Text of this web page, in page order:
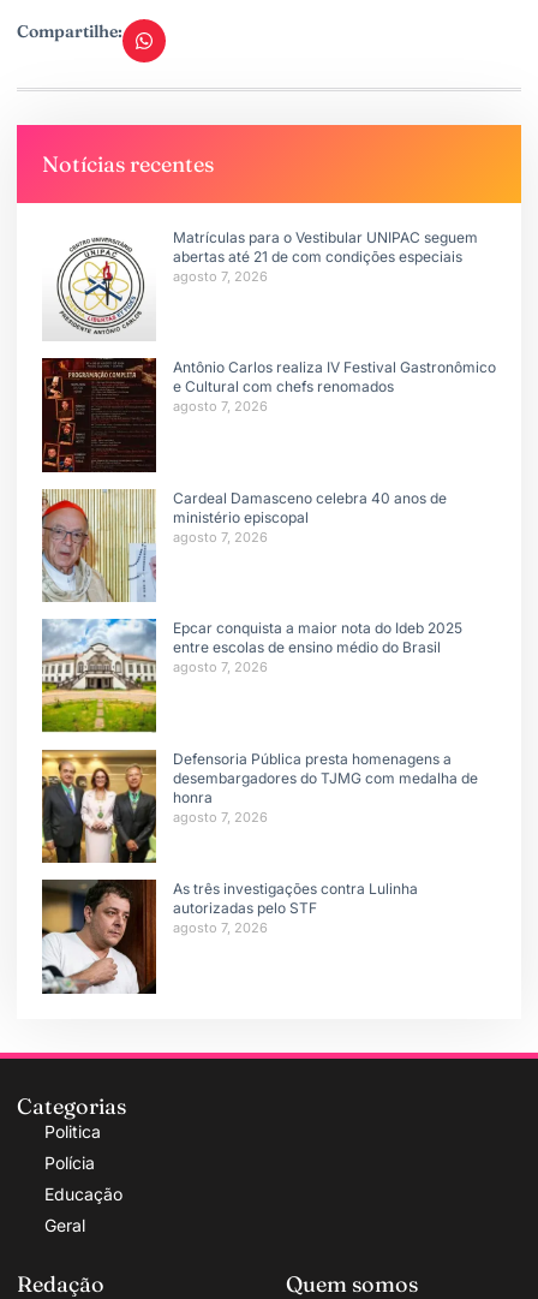
Compartilhe:
Notícias recentes
Matrículas para o Vestibular UNIPAC seguem
abertas até 21 de com condições especiais
agosto 7, 2026
Antônio Carlos realiza IV Festival Gastronômico
e Cultural com chefs renomados
agosto 7, 2026
Cardeal Damasceno celebra 40 anos de
ministério episcopal
agosto 7, 2026
Epcar conquista a maior nota do Ideb 2025
entre escolas de ensino médio do Brasil
agosto 7, 2026
Defensoria Pública presta homenagens a
desembargadores do TJMG com medalha de
honra
agosto 7, 2026
As três investigações contra Lulinha
autorizadas pelo STF
agosto 7, 2026
Categorias
Politica
Polícia
Educação
Geral
Redação Quem somos